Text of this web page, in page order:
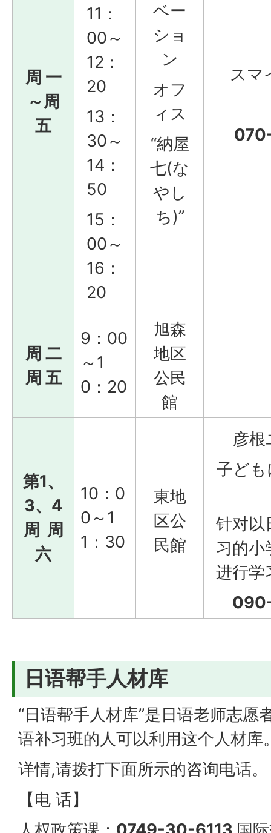
スマ
周 一
～周
五
11：
00～
12：
20
13：
30～
14：
50
15：
00～
16：
20
ベー
ショ
ン
オフ
ィス
“納屋
七(な
やし
ち)”
周 二
周 五
9：00
～1
0：20
旭森
地区
公民
館
第1、
3、4
周 周
六
10：0
0～1
1：30
東地
区公
民館
彦
子ども
针对以
习的小
进行学
日语帮手人材库
“日语帮手人材库”是日语老师志愿
语补习班的人可以利用这个人材库
详情,请拨打下面所示的咨询电话
【电 话】